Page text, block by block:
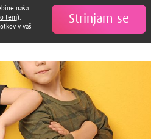
Strinjam se
naša
tem).
v vaš